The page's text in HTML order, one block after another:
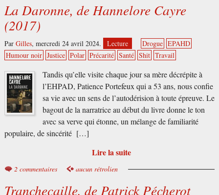
La Daronne, de Hannelore Cayre
(2017)
Par Gilles, mercredi 24 avril 2024. Lecture Drogue EPAHD
Humour noir Justice Polar Précarité Santé Shit Travail
Tandis qu’elle visite chaque jour sa mère décrépite à
l’EHPAD, Patience Portefeux qui a 53 ans, nous confie
sa vie avec un sens de l’autodérision à toute épreuve. Le
bagout de la narratrice au début du livre donne le ton
avec sa verve qui étonne, un mélange de familiarité
populaire, de sincérité […]
Lire la suite
2 commentaires aucun rétrolien
Tranchecaille, de Patrick Pécherot